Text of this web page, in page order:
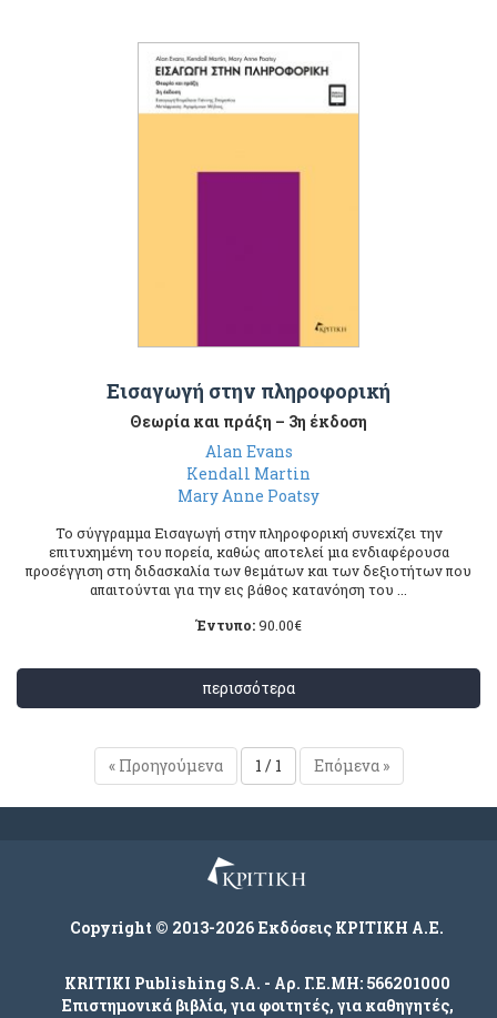
Εισαγωγή στην πληροφορική
Θεωρία και πράξη – 3η έκδοση
Alan Evans
Kendall Martin
Mary Anne Poatsy
Το σύγγραμμα Εισαγωγή στην πληροφορική συνεχίζει την
επιτυχημένη του πορεία, καθώς αποτελεί μια ενδιαφέρουσα
προσέγγιση στη διδασκαλία των θεμάτων και των δεξιοτήτων που
απαιτούνται για την εις βάθος κατανόηση του ...
Έντυπο:90.00€
περισσότερα
« Προηγούμενα 1 / 1 Επόμενα »
Copyright © 2013-2026 Εκδόσεις ΚΡΙΤΙΚΗ Α.Ε.
KRITIKI Publishing S.A. - Αρ. Γ.Ε.ΜΗ: 566201000
Επιστημονικά βιβλία, για φοιτητές, για καθηγητές,